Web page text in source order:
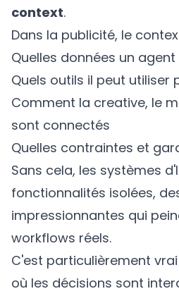
context.
Dans la publicité, le
Quelles données un
Quels outils il peut utiliser
Comment la creative, le
sont connectés
Quelles contraintes et
Sans cela, les systèmes
fonctionnalités isolées,
impressionnantes qui
workflows réels.
C'est particulièrement
où les décisions sont